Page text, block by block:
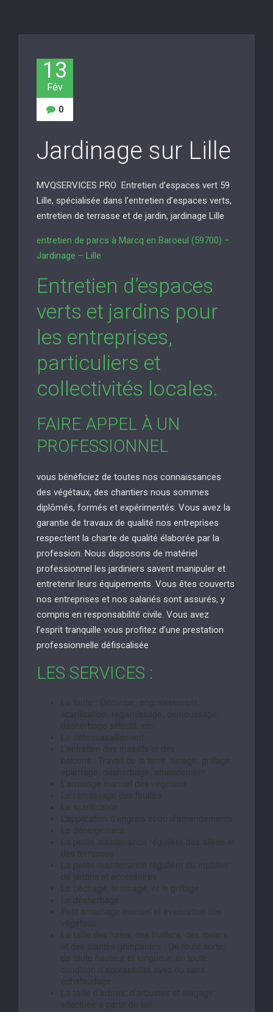
13
Fév
0
Jardinage sur Lille
MVQSERVICES PRO Entretien d’espaces vert 59
Lille, spécialisée dans l’entretien d’espaces verts,
entretien de terrasse et de jardin, jardinage Lille
entretien de parcs à Marcq en Baroeul (59700) –
Jardinage – Lille
Entretien d’espaces
verts et jardins pour
les entreprises,
particuliers et
collectivités locales.
FAIRE APPEL À UN
PROFESSIONNEL
vous bénéficiez de toutes nos connaissances
des végétaux, des chantiers nous sommes
diplômés, formés et expérimentés. Vous avez la
garantie de travaux de qualité nos entreprises
respectent la charte de qualité élaborée par la
profession. Nous disposons de matériel
professionnel les jardiniers savent manipuler et
entretenir leurs équipements. Vous êtes couverts
nos entreprises et nos salariés sont assurés, y
compris en responsabilité civile. Vous avez
l’esprit tranquille vous profitez d’une prestation
professionnelle défiscalisée
LES SERVICES :